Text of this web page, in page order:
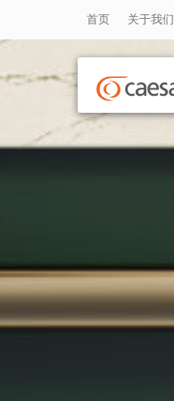
首页 关于我们